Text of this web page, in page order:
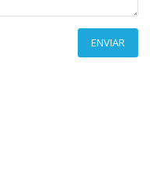
ENVIAR